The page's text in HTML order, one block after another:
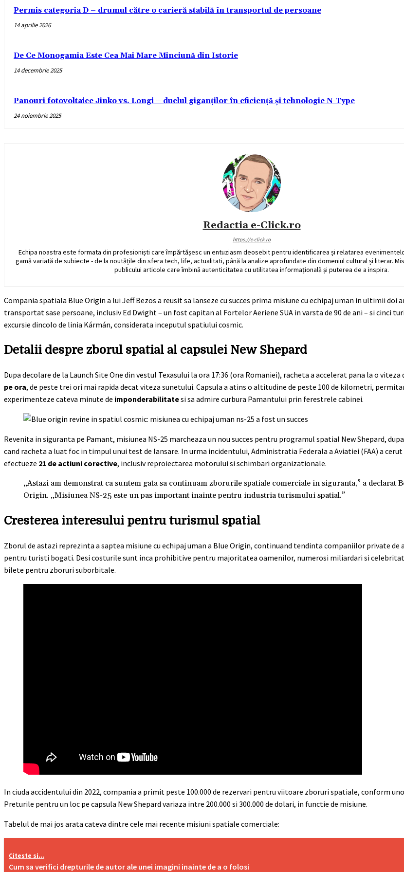
Permis categoria D – drumul către o carieră stabilă în transportul de persoane
14 aprilie 2026
De Ce Monogamia Este Cea Mai Mare Minciună din Istorie
14 decembrie 2025
Panouri fotovoltaice Jinko vs. Longi – duelul giganților în eficiență și tehnologie N-Type
24 noiembrie 2025
Redactia e-Click.ro
https://e-click.ro
Echipa noastra este formata din profesioniști care împărtășesc un entuziasm deosebit pentru identificarea și relatarea
gamă variată de subiecte - de la noutățile din sfera tech, life, actualitati, până la analize aprofundate din domeniul cultural și literar.
publicului articole care îmbină autenticitatea cu utilitatea informațională și puterea de a inspira.
Compania spatiala Blue Origin a lui Jeff Bezos a reusit sa lanseze cu succes prima misiune cu echipaj uman in ultimii doi
transportat sase persoane, inclusiv Ed Dwight – un fost capitan al Fortelor Aeriene SUA in varsta de 90 de ani – si cinci
excursie dincolo de linia Kármán, considerata inceputul spatiului cosmic.
Detalii despre zborul spatial al capsulei New Shepard
Dupa decolare de la Launch Site One din vestul Texasului la ora 17:36 (ora Romaniei), racheta a accelerat pana la o viteza
pe ora, de peste trei ori mai rapida decat viteza sunetului. Capsula a atins o altitudine de peste 100 de kilometri,
experimenteze cateva minute de imponderabilitatesi sa admire curbura Pamantului prin ferestrele cabinei.
Revenita in siguranta pe Pamant, misiunea NS-25 marcheaza un nou succes pentru programul spatial New Shepard,
cand racheta a luat foc in timpul unui test de lansare. In urma incidentului, Administratia Federala a Aviatiei (FAA) a
efectueze 21 de actiuni corective, inclusiv reproiectarea motorului si schimbari organizationale.
„Astazi am demonstrat ca suntem gata sa continuam zborurile spatiale comerciale in siguranta,” a declarat
Origin. „Misiunea NS-25 este un pas important inainte pentru industria turismului spatial.”
Cresterea interesului pentru turismul spatial
Zborul de astazi reprezinta a saptea misiune cu echipaj uman a Blue Origin, continuand tendinta companiilor private de
pentru turisti bogati. Desi costurile sunt inca prohibitive pentru majoritatea oamenilor, numerosi miliardari si
bilete pentru zboruri suborbitale.
In ciuda accidentului din 2022, compania a primit peste 100.000 de rezervari pentru viitoare zboruri spatiale, conform
Preturile pentru un loc pe capsula New Shepard variaza intre 200.000 si 300.000 de dolari, in functie de misiune.
Tabelul de mai jos arata cateva dintre cele mai recente misiuni spatiale comerciale:
Citeste si...
Cum sa verifici drepturile de autor ale unei imagini inainte de a o folosi